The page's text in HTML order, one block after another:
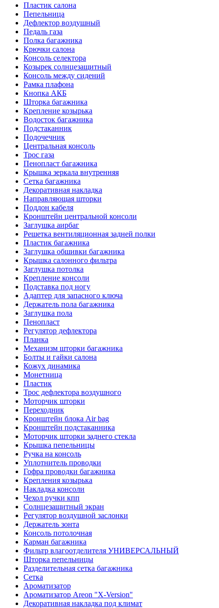
Пластик салона
Пепельница
Дефлектор воздушный
Педаль газа
Полка багажника
Крючки салона
Консоль селектора
Козырек солнцезащитный
Консоль между сидений
Рамка плафона
Кнопка АКБ
Шторка багажника
Крепление козырька
Водосток багажника
Подстаканник
Подочечник
Центральная консоль
Трос газа
Пенопласт багажника
Крышка зеркала внутренняя
Сетка багажника
Декоративная накладка
Направляющая шторки
Поддон кабеля
Кронштейн центральной консоли
Заглушка аирбаг
Решетка вентиляционная задней полки
Пластик багажника
Заглушка обшивки багажника
Крышка салонного фильтра
Заглушка потолка
Крепление консоли
Подставка под ногу
Адаптер для запасного ключа
Держатель пола багажника
Заглушка пола
Пенопласт
Регулятор дефлектора
Планка
Механизм шторки багажника
Болты и гайки салона
Кожух динамика
Монетница
Пластик
Трос дефлектора воздушного
Моторчик шторки
Переходник
Кронштейн блока Air bag
Кронштейн подстаканника
Моторчик шторки заднего стекла
Крышка пепельницы
Ручка на консоль
Уплотнитель проводки
Гофра проводки багажника
Крепления козырька
Накладка консоли
Чехол ручки кпп
Солнцезащитный экран
Регулятор воздушной заслонки
Держатель зонта
Консоль потолочная
Карман багажника
Фильтр влагоотделителя УНИВЕРСАЛЬНЫЙ
Шторка пепельницы
Разделительная сетка багажника
Сетка
Ароматизатор
Ароматизатор Areon "X-Version"
Декоративная накладка под климат